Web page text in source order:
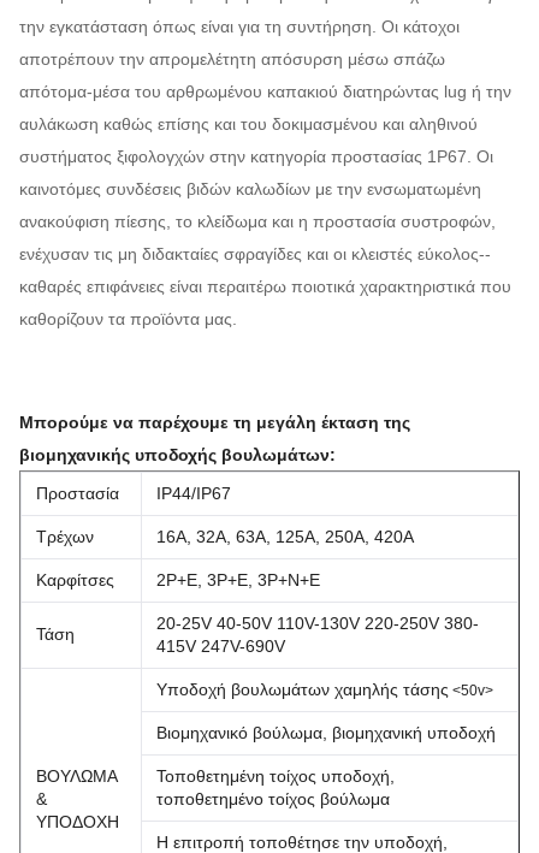
την εγκατάσταση όπως είναι για τη συντήρηση. Οι κάτοχοι
αποτρέπουν την απρομελέτητη απόσυρση μέσω σπάζω
απότομα-μέσα του αρθρωμένου καπακιού διατηρώντας lug ή την
αυλάκωση καθώς επίσης και του δοκιμασμένου και αληθινού
συστήματος ξιφολογχών στην κατηγορία προστασίας 1P67. Οι
καινοτόμες συνδέσεις βιδών καλωδίων με την ενσωματωμένη
ανακούφιση πίεσης, το κλείδωμα και η προστασία συστροφών,
ενέχυσαν τις μη διδακταίες σφραγίδες και οι κλειστές εύκολος--
καθαρές επιφάνειες είναι περαιτέρω ποιοτικά χαρακτηριστικά που
καθορίζουν τα προϊόντα μας.
Μπορούμε να παρέχουμε τη μεγάλη έκταση της
βιομηχανικής υποδοχής βουλωμάτων:
Προστασία
IP44/IP67
Τρέχων 16A, 32A, 63A, 125A, 250A, 420A
Καρφίτσες 2P+E, 3P+E, 3P+N+E
Τάση
20-25V 40-50V 110V-130V 220-250V 380-
415V 247V-690V
ΒΟΥΛΩΜΑ
&
ΥΠΟΔΟΧΗ
Υποδοχή βουλωμάτων χαμηλής τάσης <50v>
Βιομηχανικό βούλωμα, βιομηχανική υποδοχή
Τοποθετημένη τοίχος υποδοχή,
τοποθετημένο τοίχος βούλωμα
Η επιτροπή τοποθέτησε την υποδοχή,